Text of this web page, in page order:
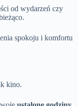
od wydarzeń czy
spokoju i komfortu
kino.